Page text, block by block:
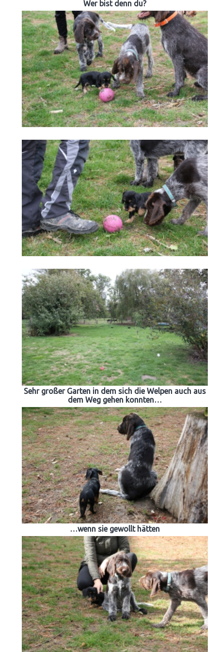
Wer bist denn du?
Sehr großer Garten in dem sich die Welpen auch aus
dem Weg gehen konnten…
…wenn sie gewollt hätten